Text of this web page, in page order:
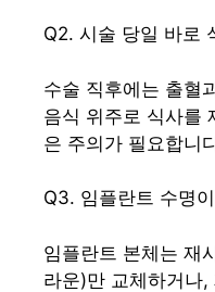
Q2. 시술 당일 바로
수술 직후에는 출혈
음식 위주로 식사를
은 주의가 필요합니
Q3. 임플란트 수명
임플란트 본체는 재
라운)만 교체하거나